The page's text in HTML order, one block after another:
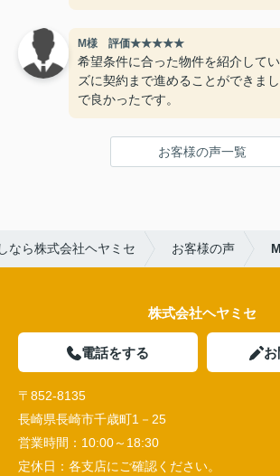
M様 評価★★★★★
希望条件に合った物件を紹介して
ズに契約まで進めることができま
で良かったです。
お客様の声一覧
なら株式会社ヘヤミセ お客様の声
株式会社ヘヤミセ
電話をする お
〒852-8135
長崎県長崎市千歳町1－25
営業時間： 10:00～18:30
定休日： 各支店にご確認ください。